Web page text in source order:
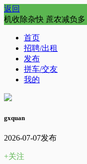
返回
机收除杂快 蔗农减负多
首页
招聘/出租
发布
拼车/交友
我的
gxquan
2026-07-07发布
+关注